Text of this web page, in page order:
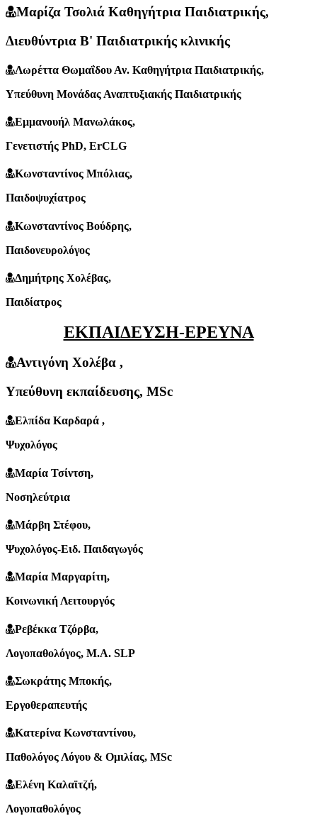
Μαρίζα Τσολιά Καθηγήτρια Παιδιατρικής,
Διευθύντρια Β' Παιδιατρικής κλινικής
Λωρέττα Θωμαΐδου Αν. Καθηγήτρια Παιδιατρικής,
Yπεύθυνη Μονάδας Αναπτυξιακής Παιδιατρικής
Εμμανουήλ Μανωλάκος,
Γενετιστής PhD, ErCLG
Κωνσταντίνος Μπόλιας,
Παιδοψυχίατρος
Κωνσταντίνος Βούδρης,
Παιδονευρολόγος
Δημήτρης Χολέβας,
Παιδίατρος
ΕΚΠΑΙΔΕΥΣΗ-ΕΡΕΥΝΑ
Αντιγόνη Χολέβα ,
Υπεύθυνη εκπαίδευσης, MSc
Eλπίδα Καρδαρά ,
Ψυχολόγος
Mαρία Τσίντση,
Νοσηλεύτρια
Μάρβη Στέφου,
Ψυχολόγος-Ειδ. Παιδαγωγός
Μαρία Μαργαρίτη,
Κοινωνική Λειτουργός
Ρεβέκκα Τζόρβα,
Λογοπαθολόγος, M.A. SLP
Σωκράτης Μποκής,
Εργοθεραπευτής
Κατερίνα Κωνσταντίνου,
Παθολόγος Λόγου & Ομιλίας, MSc
Ελένη Καλαϊτζή,
Λογοπαθολόγος